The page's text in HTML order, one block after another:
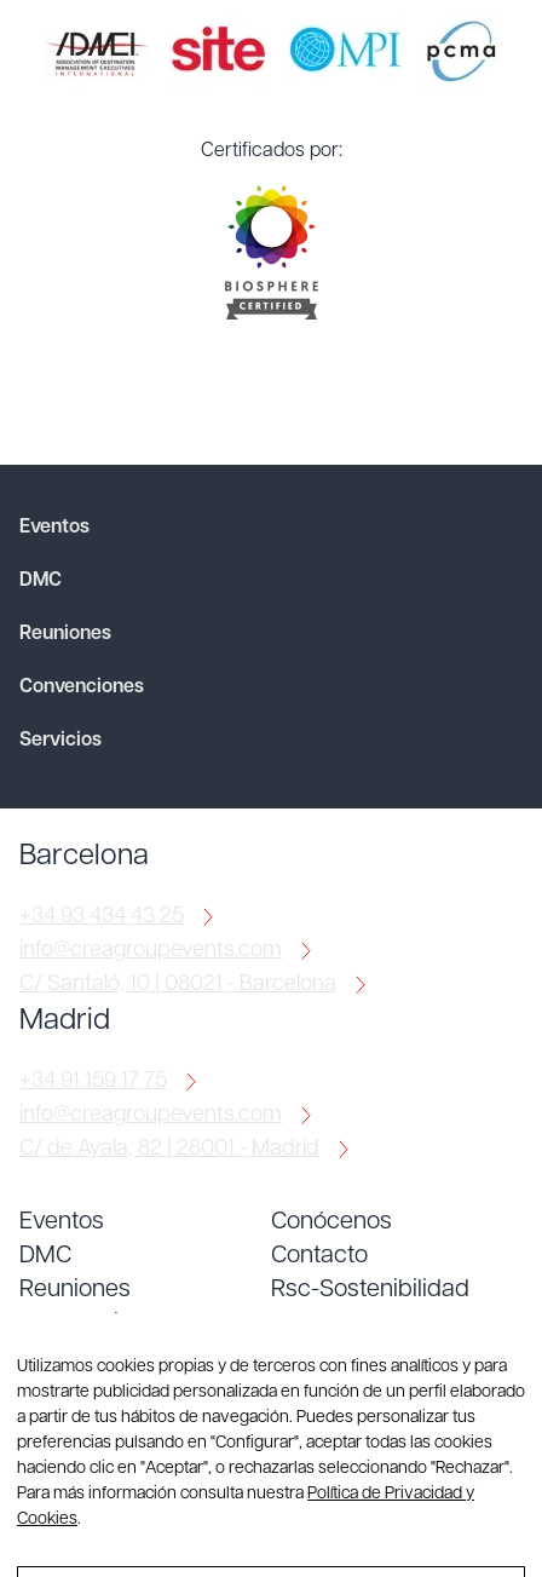
Certificados por:
Eventos
DMC
Reuniones
Convenciones
Servicios
Barcelona
+34 93 434 43 25
info@creagroupevents.com
C/ Santaló, 10 | 08021 - Barcelona
Madrid
+34 91 159 17 75
info@creagroupevents.com
C/ de Ayala, 82 | 28001 - Madrid
Eventos
DMC
Reuniones
Servicios
Conócenos
Contacto
Rsc-Sostenibilidad
Blog
Utilizamos cookies propias y de terceros con fines analíticos y para
mostrarte publicidad personalizada en función de un perfil elaborado
a partir de tus hábitos de navegación. Puedes personalizar tus
preferencias pulsando en "Configurar", aceptar todas las cookies
haciendo clic en "Aceptar", o rechazarlas seleccionando "Rechazar".
Para más información consulta nuestra Política de Privacidad y
Cookies.